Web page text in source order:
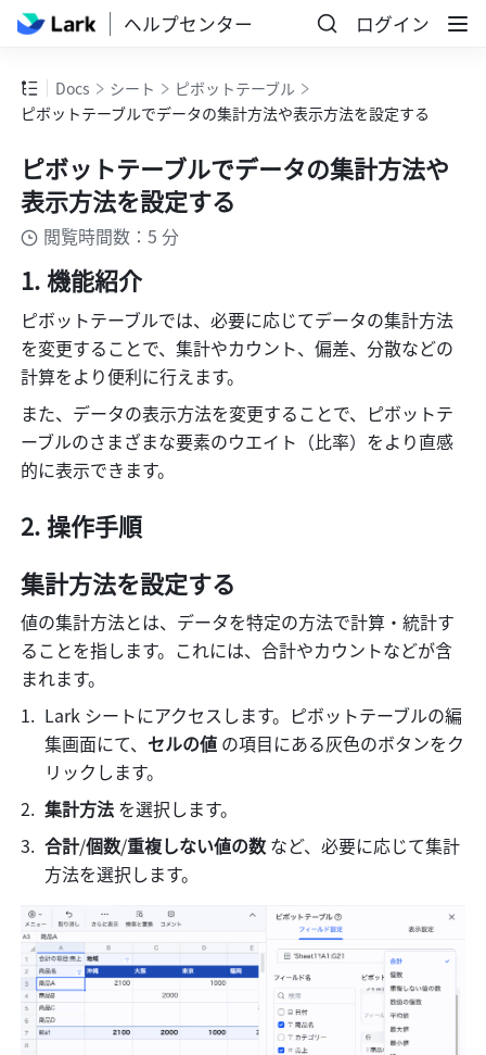
ヘルプセンター ログイン
Docs シート
ピボットテーブル
ピボットテーブルでデータの集計方法や表示方法を設定する
ピボットテーブルでデータの集計方法や
表示方法を設定する
閲覧時間数：5 分
機能紹介
ピボットテーブルでは、必要に応じてデータの集計方法
を変更することで、集計やカウント、偏差、分散などの
計算をより便利に行えます。
また、データの表示方法を変更することで、ピボットテ
ーブルのさまざまな要素のウエイト（比率）をより直感
的に表示できます。
操作手順
集計方法を設定する
値の集計方法とは、データを特定の方法で計算・統計す
ることを指します。これには、合計やカウントなどが含
まれます。
Lark シートにアクセスします。ピボットテーブルの編
集画面にて、 セルの値 の項目にある灰色のボタンをク
リックします。
集計方法 を選択します。
合計/個数/重複しない値の数 など、必要に応じて集計
方法を選択します。